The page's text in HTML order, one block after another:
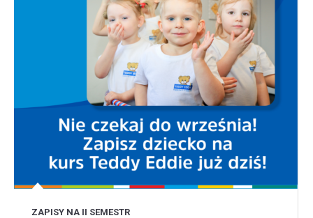
ZAPISY NA II SEMESTR